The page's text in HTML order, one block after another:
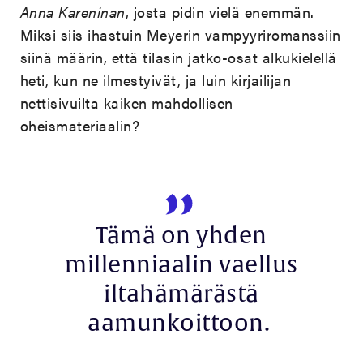
Anna Kareninan, josta pidin vielä enemmän.
Miksi siis ihastuin Meyerin vampyyriromanssiin
siinä määrin, että tilasin jatko-osat alkukielellä
heti, kun ne ilmestyivät, ja luin kirjailijan
nettisivuilta kaiken mahdollisen
oheismateriaalin?
Tämä on yhden
millenniaalin vaellus
iltahämärästä
aamunkoittoon.